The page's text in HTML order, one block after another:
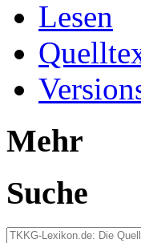
Lesen
Mehr
Suche